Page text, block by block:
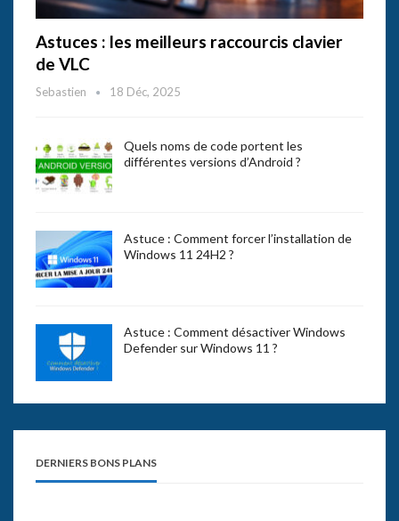
Astuces : les meilleurs raccourcis clavier
de VLC
Sebastien 18 Déc, 2025
Quels noms de code portent les
différentes versions d’Android ?
Astuce : Comment forcer l’installation de
Windows 11 24H2 ?
Astuce : Comment désactiver Windows
Defender sur Windows 11 ?
DERNIERS BONS PLANS